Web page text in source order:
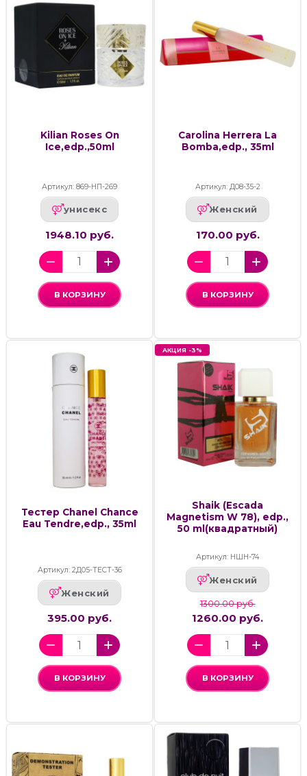
Kilian Roses On
Ice,edp.,50ml
Артикул: 869-НП-269
унисекс
1948.10 руб.
В КОРЗИНУ
Carolina Herrera La
Bomba,edp., 35ml
Артикул: Д08-35-2
Женский
170.00 руб.
В КОРЗИНУ
Тестер Chanel Chance
Eau Tendre,edp., 35ml
Артикул: 2Д05-ТЕСТ-36
Женский
395.00 руб.
В КОРЗИНУ
АКЦИЯ -3%
Shaik (Escada
Magnetism W 78), edp.,
50 ml(квадратный)
Артикул: НШН-74
Женский
1300.00 руб.
1260.00 руб.
В КОРЗИНУ